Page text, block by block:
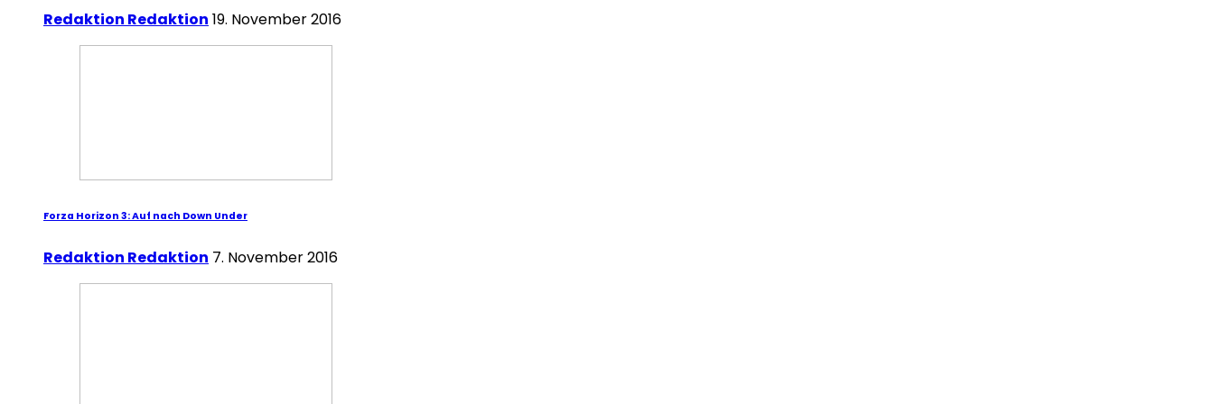
Redaktion Redaktion 19. November 2016
Forza Horizon 3: Auf nach Down Under
Redaktion Redaktion 7. November 2016